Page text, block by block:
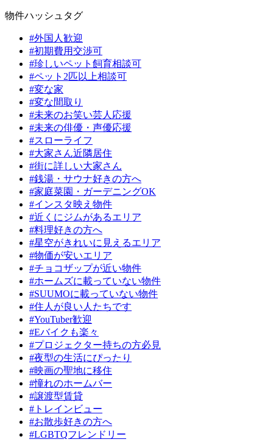
物件ハッシュタグ
#外国人歓迎
#初期費用交渉可
#珍しいペット飼育相談可
#ペット2匹以上相談可
#変な家
#変な間取り
#未来のお笑い芸人応援
#未来の俳優・声優応援
#スローライフ
#大家さん近隣居住
#街に詳しい大家さん
#銭湯・サウナ好きの方へ
#家庭菜園・ガーデニングOK
#インスタ映え物件
#近くにジムがあるエリア
#料理好きの方へ
#星空がきれいに見えるエリア
#物価が安いエリア
#チョコザップが近い物件
#ホームズに載っていない物件
#SUUMOに載っていない物件
#住人が良い人たちです
#YouTuber歓迎
#Eバイクも楽々
#プロジェクター持ちの方必見
#夜型の生活にぴったり
#映画の聖地に移住
#憧れのホームバー
#譲渡型賃貸
#トレインビュー
#お散歩好きの方へ
#LGBTQフレンドリー